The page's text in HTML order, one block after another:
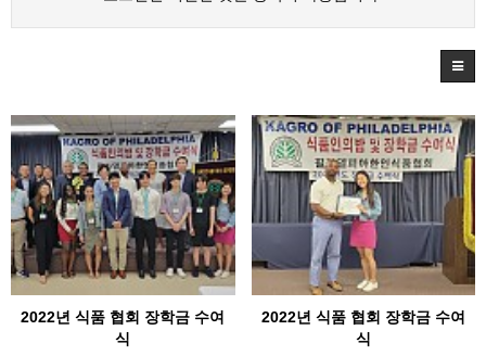
2022년 식품 협회 장학금 수여
식
2022년 식품 협회 장학금 수여
식